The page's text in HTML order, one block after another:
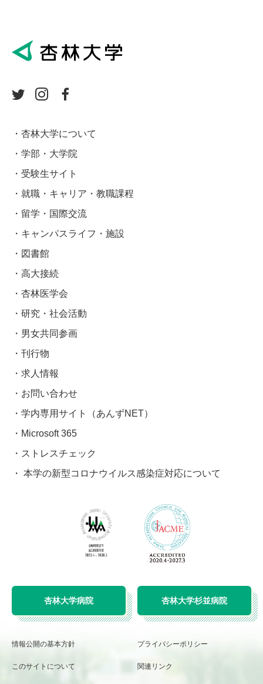
杏林大学について
学部・大学院
受験生サイト
就職・キャリア・教職課程
留学・国際交流
キャンパスライフ・施設
図書館
高大接続
杏林医学会
研究・社会活動
男女共同参画
刊行物
求人情報
お問い合わせ
学内専用サイト（あんずNET）
Microsoft 365
ストレスチェック
本学の新型コロナウイルス感染症対応について
杏林大学病院 杏林大学杉並病院
情報公開の基本方針 プライバシーポリシー
このサイトについて 関連リンク